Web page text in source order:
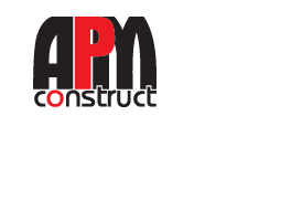
content